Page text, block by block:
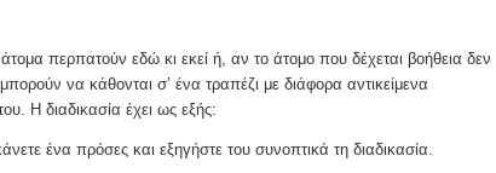
περπατούν εδώ κι εκεί ή, αν το άτομο που δέχεται βοήθεια δεν
να κάθονται σ’ ένα τραπέζι με διάφορα αντικείμενα
Η διαδικασία έχει ως εξής:
ένα πρόσες και εξηγήστε του συνοπτικά τη διαδικασία.